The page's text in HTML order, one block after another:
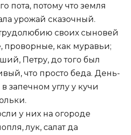
пота, потому что земля
урожай сказочный.
своих сыновей
как муравьи;
Петру, до того был
что просто беда. День-
запечном углу у кучи
у них на огороде
лук, салат да